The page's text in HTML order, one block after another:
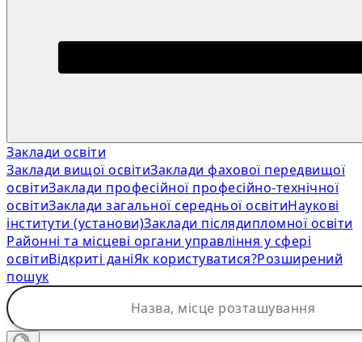
Заклади освіти
Заклади вищої освітиЗаклади фахової передвищої
освітиЗаклади професійної професійно-технічної
освітиЗаклади загальної середньої освітиНаукові
інститути (установи)Заклади післядипломної освіти
Районні та місцеві органи управління у сфері
освітиВідкриті даніЯк користуватися?Розширений
пошук